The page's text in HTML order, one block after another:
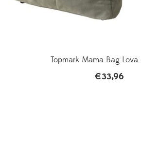
Topmark Mama Bag
€33,96